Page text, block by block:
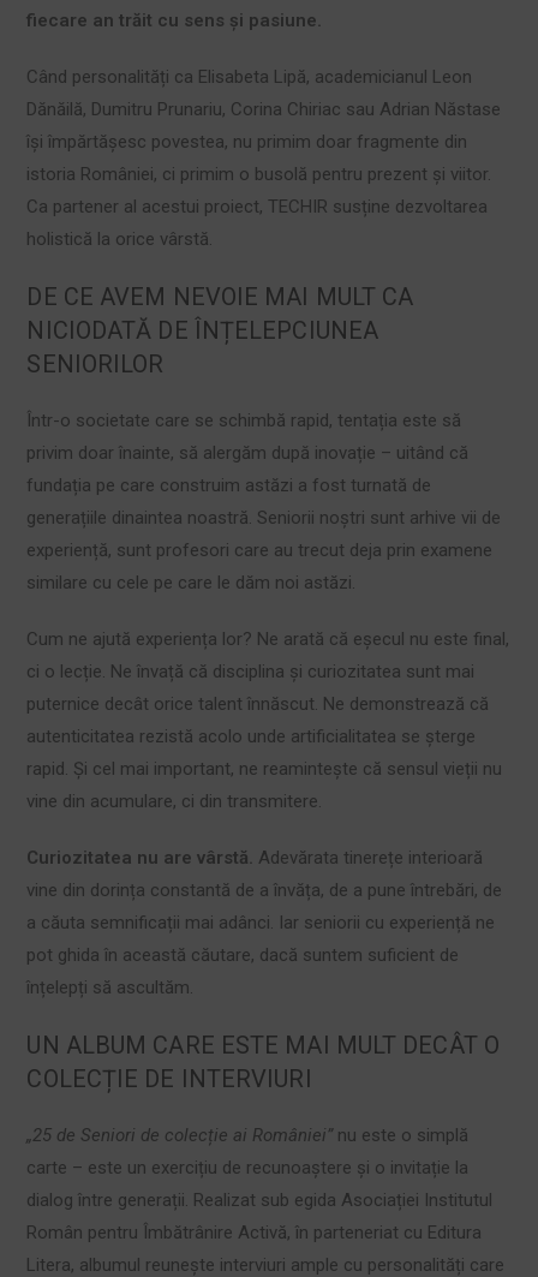
fiecare an trăit cu sens și pasiune.
Când personalități ca Elisabeta Lipă, academicianul Leon
Dănăilă, Dumitru Prunariu, Corina Chiriac sau Adrian Năstase
își împărtășesc povestea, nu primim doar fragmente din
istoria României, ci primim o busolă pentru prezent și viitor.
Ca partener al acestui proiect, TECHIR susține dezvoltarea
holistică la orice vârstă.
DE CE AVEM NEVOIE MAI MULT CA
NICIODATĂ DE ÎNȚELEPCIUNEA
SENIORILOR
Într-o societate care se schimbă rapid, tentația este să
privim doar înainte, să alergăm după inovație – uitând că
fundația pe care construim astăzi a fost turnată de
generațiile dinaintea noastră. Seniorii noștri sunt arhive vii de
experiență, sunt profesori care au trecut deja prin examene
similare cu cele pe care le dăm noi astăzi.
Cum ne ajută experiența lor? Ne arată că eșecul nu este final,
ci o lecție. Ne învață că disciplina și curiozitatea sunt mai
puternice decât orice talent înnăscut. Ne demonstrează că
autenticitatea rezistă acolo unde artificialitatea se șterge
rapid. Și cel mai important, ne reamintește că sensul vieții nu
vine din acumulare, ci din transmitere.
Curiozitatea nu are vârstă. Adevărata tinerețe interioară
vine din dorința constantă de a învăța, de a pune întrebări, de
a căuta semnificații mai adânci. Iar seniorii cu experiență ne
pot ghida în această căutare, dacă suntem suficient de
înțelepți să ascultăm.
UN ALBUM CARE ESTE MAI MULT DECÂT O
COLECȚIE DE INTERVIURI
„25 de Seniori de colecție ai României”nu este o simplă
carte – este un exercițiu de recunoaștere și o invitație la
dialog între generații. Realizat sub egida Asociației Institutul
Român pentru Îmbătrânire Activă, în parteneriat cu Editura
Litera, albumul reunește interviuri ample cu personalități care